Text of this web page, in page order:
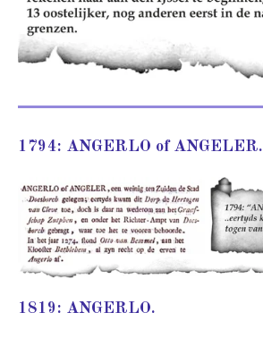
1794: ANGERLO of ANGELER.
1819: ANGERLO.